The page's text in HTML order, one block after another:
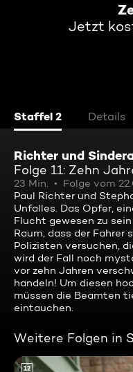
Jetzt
Staffel 2 Details
Richter und
Folge 11: Zehn
23 Min. Folge vom
Paul Richter und
Unfalles. Das Opfer,
Flucht gewesen zu
Raum, dass der
Polizisten versuchen,
wird der Fall noch
vor zehn Jahren
handeln! Um diesen
müssen die Beamten
eintauchen.
Weitere Folgen in
12